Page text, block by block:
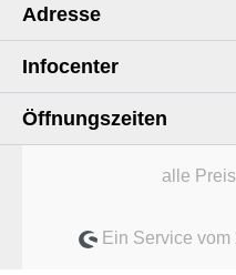
Adresse
Infocenter
Öffnungszeiten
alle
Ein Service vom